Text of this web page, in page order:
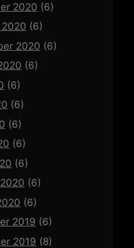
2020 (6)
(6)
2020 (6)
(6)
(6)
(6)
(6)
(6)
(6)
(6)
(6)
2019 (6)
2019 (8)